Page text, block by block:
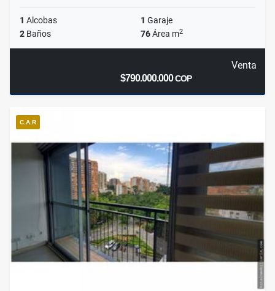
1 Alcobas 1 Garaje
2 Baños 76Área m2
Venta
$790.000.000COP
C.A.R